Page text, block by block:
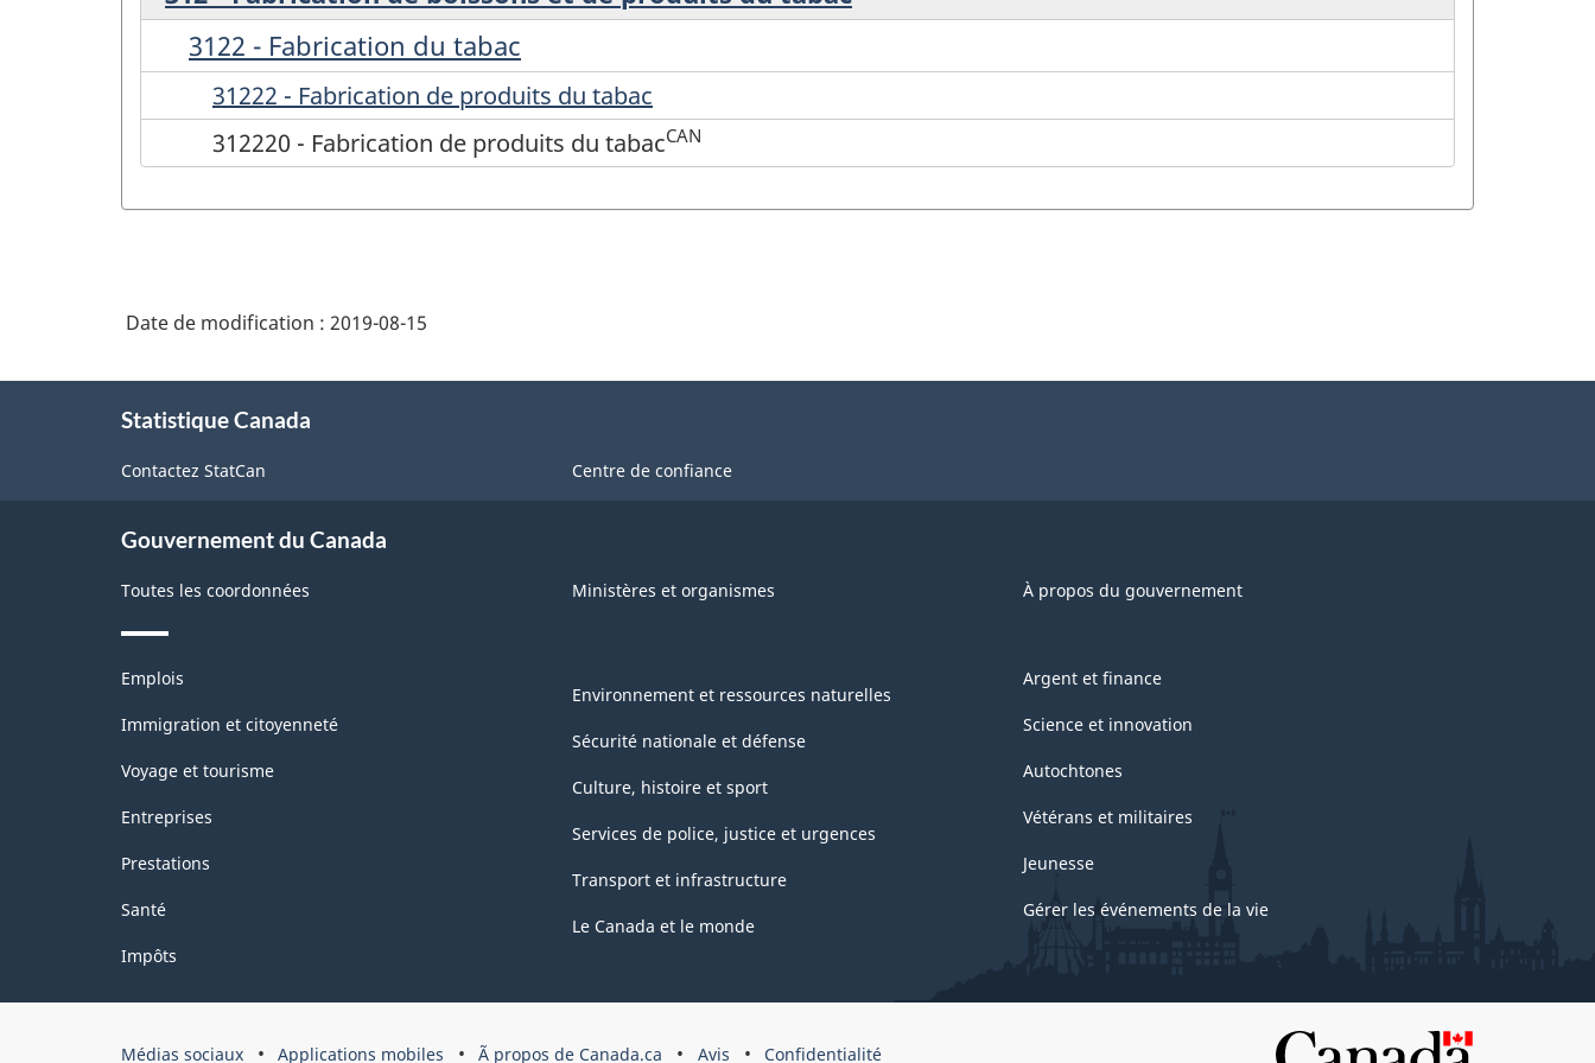
3122 - Fabrication du tabac
31222 - Fabrication de produits du tabac
312220 - Fabrication de produits du tabacCAN
Date de modification : 2019-08-15
Statistique Canada
Contactez StatCan Centre de confiance
Gouvernement du Canada
Toutes les coordonnées Ministères et organismes À propos du gouvernement
Thèmes
sujets
Emplois
Immigration et citoyenneté
Voyage et tourisme
Entreprises
Prestations
Santé
Impôts
Environnement et ressources naturelles
Sécurité nationale et défense
Culture, histoire et sport
Services de police, justice et urgences
Transport et infrastructure
Le Canada et le monde
Argent et finance
Science et innovation
Autochtones
Vétérans et militaires
Jeunesse
Gérer les événements de la vie
Organisation
Médias sociaux Applications mobiles Ã propos de Canada.ca Avis Confidentialité